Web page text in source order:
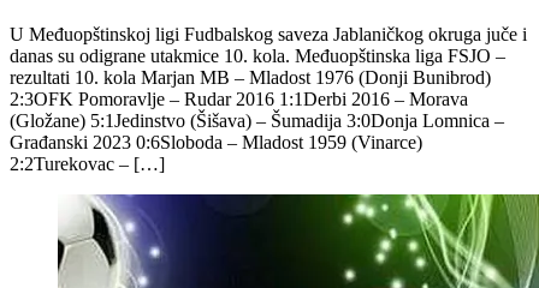
U Međuopštinskoj ligi Fudbalskog saveza Jablaničkog okruga juče i
danas su odigrane utakmice 10. kola. Međuopštinska liga FSJO –
rezultati 10. kola Marjan MB – Mladost 1976 (Donji Bunibrod)
2:3OFK Pomoravlje – Rudar 2016 1:1Derbi 2016 – Morava
(Gložane) 5:1Jedinstvo (Šišava) – Šumadija 3:0Donja Lomnica –
Građanski 2023 0:6Sloboda – Mladost 1959 (Vinarce)
2:2Turekovac – […]